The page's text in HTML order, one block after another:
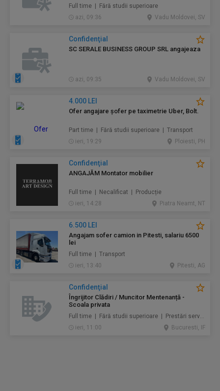
Full time | Fără studii superioare
azi, 09:36
Vadu Moldovei, SV
Confidenţial
SC SERALE BUSINESS GROUP SRL angajeaza
azi, 09:35 Vadu Moldovei, SV
4.000 LEI
Ofer angajare șofer pe taximetrie Uber, Bolt.
Part time | Fără studii superioare | Transport
ieri, 19:29
Ploiesti, PH
Confidenţial
ANGAJĂM Montator mobilier
Full time | Necalificat | Producție
ieri, 14:28
Piatra Neamt, NT
6.500 LEI
Angajam sofer camion in Pitesti, salariu 6500
lei
Full time | Transport
ieri, 13:40
Pitesti, AG
Confidenţial
Îngrijitor Clădiri / Muncitor Mentenanță -
Scoala privata
Full time | Fără studii superioare | Prestări servicii / Mentenanță / Instalații / Construcţii / Amenajări
ieri, 11:00
Bucuresti, IF